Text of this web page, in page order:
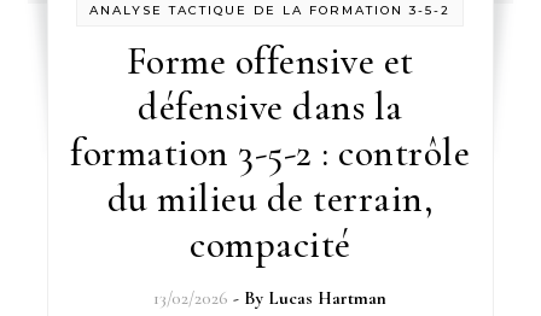
ANALYSE TACTIQUE DE LA FORMATION 3-5-2
Forme offensive et
défensive dans la
formation 3-5-2 : contrôle
du milieu de terrain,
compacité
13/02/2026 - By Lucas Hartman